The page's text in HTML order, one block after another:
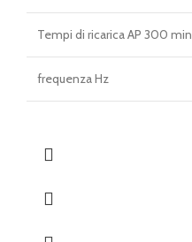
Tempi di ricarica AP 300 min
frequenza Hz